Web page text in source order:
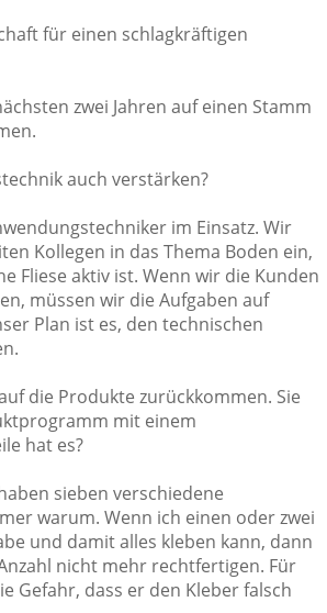
für einen schlagkräftigen
zwei Jahren auf einen Stamm
auch verstärken?
im Einsatz. Wir
Kollegen in das Thema Boden ein,
Fliese aktiv ist. Wenn wir die Kunden
müssen wir die Aufgaben auf
Plan ist es, den technischen
die Produkte zurückkommen. Sie
mit einem
hat es?
sieben verschiedene
warum. Wenn ich einen oder zwei
und damit alles kleben kann, dann
nicht mehr rechtfertigen. Für
Gefahr, dass er den Kleber falsch